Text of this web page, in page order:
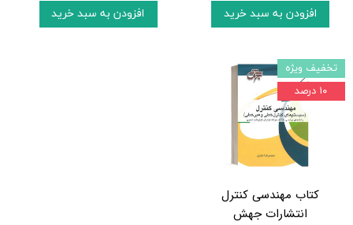
افزودن به سبد خرید افزودن به سبد خرید
کتاب مهندسی کنترل
انتشارات جهش
تخفیف ویژه
۱۰ درصد